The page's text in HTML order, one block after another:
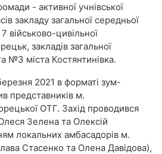
- активної учнівської
закладу загальної середньої
7 військово-цивільної
закладів загальної
№3 міста Костянтинівка.
2021 в форматі зум-
представників м.
ОТГ. Захід проводився
Зелена та Олексій
локальних амбасадорів м.
Стасенко та Олена Давідова),